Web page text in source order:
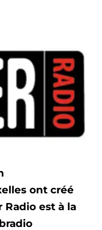
ont créé
est à la